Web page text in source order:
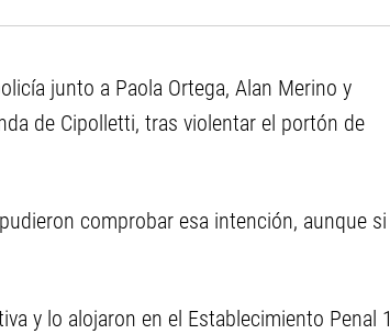
junto a Paola Ortega, Alan Merino y
de Cipolletti, tras violentar el portón de
comprobar esa intención, aunque si
y lo alojaron en el Establecimiento Penal 1